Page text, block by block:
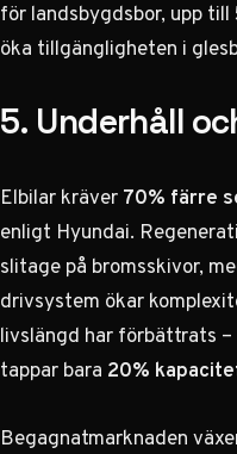
för landsbygdsbor, upp till
öka tillgängligheten i
5. Underhåll
Elbilar kräver70% färre
enligt Hyundai.
slitage på bromsskivor,
drivsystem ökar
livslängd har förbättrats
tappar bara 20%
Begagnatmarknaden